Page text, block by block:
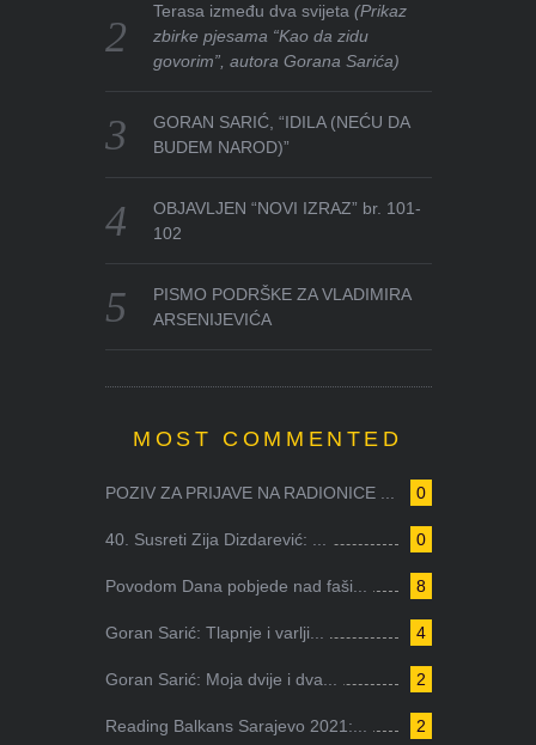
Terasa između dva svijeta(Prikaz
zbirke pjesama “Kao da zidu
govorim”, autora Gorana Sarića)
GORAN SARIĆ, “IDILA (NEĆU DA
BUDEM NAROD)”
OBJAVLJEN “NOVI IZRAZ” br. 101-
102
PISMO PODRŠKE ZA VLADIMIRA
ARSENIJEVIĆA
MOST COMMENTED
0
POZIV ZA PRIJAVE NA RADIONICE ...
0
40. Susreti Zija Dizdarević: ...
8
Povodom Dana pobjede nad faši...
4
Goran Sarić: Tlapnje i varlji...
2
Goran Sarić: Moja dvije i dva...
2
Reading Balkans Sarajevo 2021:...